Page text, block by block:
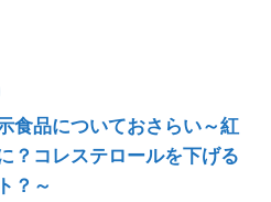
食品についておさらい～紅
？コレステロールを下げる
？～